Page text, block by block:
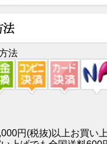
法
円(税抜)以上お買い